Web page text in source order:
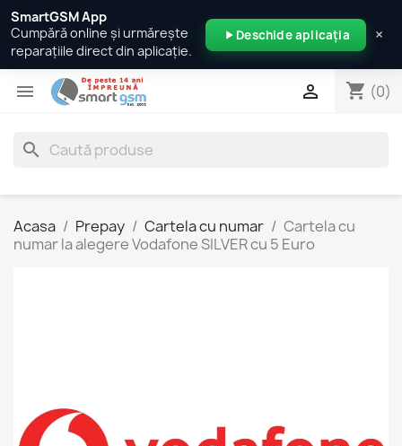
 shopping_cart (0)

search
Acasa Prepay Cartela cu numar
Cartela cu
numar la alegere Vodafone SILVER cu 5 Euro
SmartGSM App
Cumpără online și urmărește
reparațiile direct din aplicație.
Deschide aplicația ×